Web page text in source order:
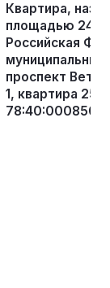
Квартира,
площадью 24,5
Российская
муниципальный
проспект
1, квартира